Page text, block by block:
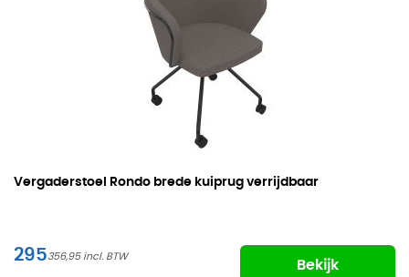
Vergaderstoel Rondo brede kuiprug verrijdbaar
295356,95
Bekijk